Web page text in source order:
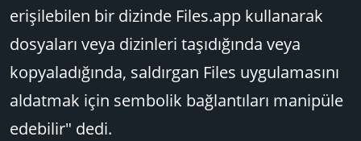
erişilebilen bir dizinde Files.app kullanarak
dosyaları veya dizinleri taşıdığında veya
kopyaladığında, saldırgan Files uygulamasını
aldatmak için sembolik bağlantıları manipüle
edebilir" dedi.